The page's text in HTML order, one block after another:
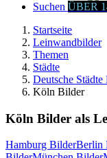
Suchen ÜBER
Startseite
Leinwandbilder
Themen
Städte
Deutsche
Köln Bilder
Köln Bilder als
Hamburg BilderBerlin